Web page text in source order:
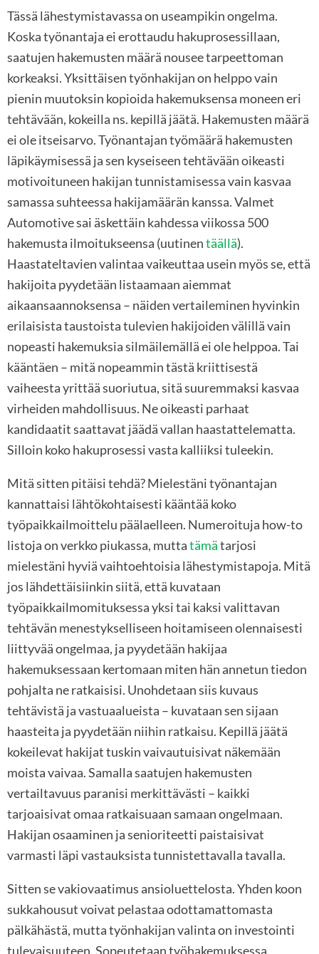
Tässä lähestymistavassa on useampikin ongelma.
Koska työnantaja ei erottaudu hakuprosessillaan,
saatujen hakemusten määrä nousee tarpeettoman
korkeaksi. Yksittäisen työnhakijan on helppo vain
pienin muutoksin kopioida hakemuksensa moneen eri
tehtävään, kokeilla ns. kepillä jäätä. Hakemusten määrä
ei ole itseisarvo. Työnantajan työmäärä hakemusten
läpikäymisessä ja sen kyseiseen tehtävään oikeasti
motivoituneen hakijan tunnistamisessa vain kasvaa
samassa suhteessa hakijamäärän kanssa. Valmet
Automotive sai äskettäin kahdessa viikossa 500
hakemusta ilmoitukseensa (uutinentäällä).
Haastateltavien valintaa vaikeuttaa usein myös se, että
hakijoita pyydetään listaamaan aiemmat
aikaansaannoksensa – näiden vertaileminen hyvinkin
erilaisista taustoista tulevien hakijoiden välillä vain
nopeasti hakemuksia silmäilemällä ei ole helppoa. Tai
kääntäen – mitä nopeammin tästä kriittisestä
vaiheesta yrittää suoriutua, sitä suuremmaksi kasvaa
virheiden mahdollisuus. Ne oikeasti parhaat
kandidaatit saattavat jäädä vallan haastattelematta.
Silloin koko hakuprosessi vasta kalliiksi tuleekin.
Mitä sitten pitäisi tehdä? Mielestäni työnantajan
kannattaisi lähtökohtaisesti kääntää koko
työpaikkailmoittelu päälaelleen. Numeroituja how-to
listoja on verkko piukassa, muttatämätarjosi
mielestäni hyviä vaihtoehtoisia lähestymistapoja. Mitä
jos lähdettäisiinkin siitä, että kuvataan
työpaikkailmomituksessa yksi tai kaksi valittavan
tehtävän menestykselliseen hoitamiseen olennaisesti
liittyvää ongelmaa, ja pyydetään hakijaa
hakemuksessaan kertomaan miten hän annetun tiedon
pohjalta ne ratkaisisi. Unohdetaan siis kuvaus
tehtävistä ja vastuaalueista – kuvataan sen sijaan
haasteita ja pyydetään niihin ratkaisu. Kepillä jäätä
kokeilevat hakijat tuskin vaivautuisivat näkemään
moista vaivaa. Samalla saatujen hakemusten
vertailtavuus paranisi merkittävästi – kaikki
tarjoaisivat omaa ratkaisuaan samaan ongelmaan.
Hakijan osaaminen ja senioriteetti paistaisivat
varmasti läpi vastauksista tunnistettavalla tavalla.
Sitten se vakiovaatimus ansioluettelosta. Yhden koon
sukkahousut voivat pelastaa odottamattomasta
pälkähästä, mutta työnhakijan valinta on investointi
tulevaisuuteen. Sopeutetaan työhakemuksessa